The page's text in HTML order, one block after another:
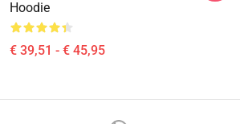
Hoodie
€ 39,51 - € 45,95